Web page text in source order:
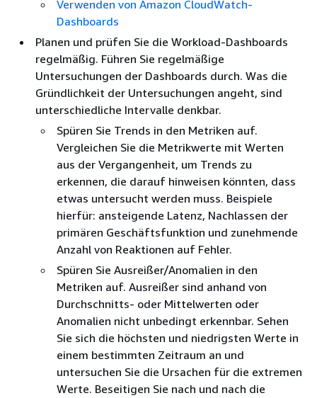
Verwenden von Amazon CloudWatch-
Dashboards
Planen und prüfen Sie die Workload-Dashboards
regelmäßig. Führen Sie regelmäßige
Untersuchungen der Dashboards durch. Was die
Gründlichkeit der Untersuchungen angeht, sind
unterschiedliche Intervalle denkbar.
Spüren Sie Trends in den Metriken auf.
Vergleichen Sie die Metrikwerte mit Werten
aus der Vergangenheit, um Trends zu
erkennen, die darauf hinweisen könnten, dass
etwas untersucht werden muss. Beispiele
hierfür: ansteigende Latenz, Nachlassen der
primären Geschäftsfunktion und zunehmende
Anzahl von Reaktionen auf Fehler.
Spüren Sie Ausreißer/Anomalien in den
Metriken auf. Ausreißer sind anhand von
Durchschnitts- oder Mittelwerten oder
Anomalien nicht unbedingt erkennbar. Sehen
Sie sich die höchsten und niedrigsten Werte in
einem bestimmten Zeitraum an und
untersuchen Sie die Ursachen für die extremen
Werte. Beseitigen Sie nach und nach die